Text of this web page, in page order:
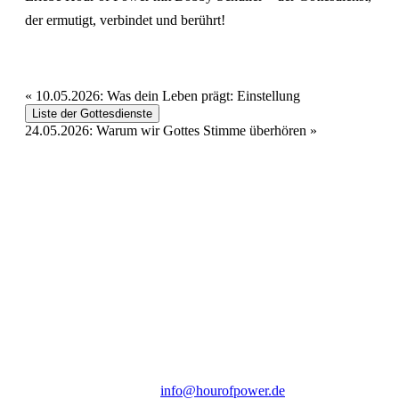
der ermutigt, verbindet und berührt!
« 10.05.2026: Was dein Leben prägt: Einstellung
Liste der Gottesdienste
24.05.2026: Warum wir Gottes Stimme überhören »
info@hourofpower.de